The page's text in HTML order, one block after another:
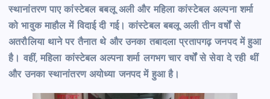
स्थानांतरण पाए कांस्टेबल बबलू अली और महिला कांस्टेबल अल्पना शर्मा
को भावुक माहौल में विदाई दी गई। कांस्टेबल बबलू अली तीन वर्षों से
अतरौलिया थाने पर तैनात थे और उनका तबादला प्रतापगढ़ जनपद में हुआ
है। वहीं, महिला कांस्टेबल अल्पना शर्मा लगभग चार वर्षों से सेवा दे रही थीं
और उनका स्थानांतरण अयोध्या जनपद में हुआ है।